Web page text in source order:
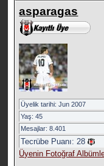
asparagas
Üyelik tarihi: Jun 2007
Yaş: 45
Mesajlar: 8.401
Tecrübe Puanı:28
Üyenin Fotoğraf